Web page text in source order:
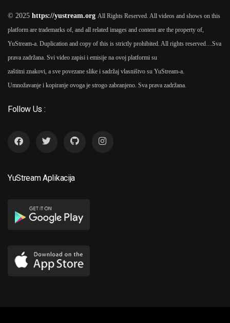
© 2025 https://yustream.org All Rights Reserved. All videos and shows on this
platform are trademarks of, and all related images and content are the property of,
YuStream-a. Duplication and copy of this is strictly prohibited. All rights reserved…Sva
prava zadržana. Svi video zapisi i emisije na ovoj platformi su
zaštitni znakovi, a sve povezane slike i sadržaj vlasništvo su YuStream-a.
Umnožavanje i kopiranje ovoga je strogo zabranjeno. Sva prava zadržana.
Follow Us :
YuStream Aplikacija